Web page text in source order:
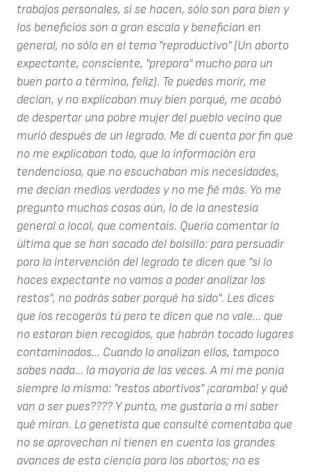
trabajos personales, si se hacen, sólo son para bien y
los beneficios son a gran escala y benefician en
general, no sólo en el tema "reproductivo" (Un aborto
expectante, consciente, "prepara" mucho para un
buen parto a término, feliz). Te puedes morir, me
decían, y no explicaban muy bien porqué, me acabó
de despertar una pobre mujer del pueblo vecino que
murió después de un legrado. Me di cuenta por fin que
no me explicaban todo, que la información era
tendenciosa, que no escuchaban mis necesidades,
me decían medias verdades y no me fié más. Yo me
pregunto muchas cosas aún, lo de la anestesia
general o local, que comentais. Quería comentar la
última que se han sacado del bolsillo: para persuadir
para la intervención del legrado te dicen que "si lo
haces expectante no vamos a poder analizar los
restos", no podrás saber porqué ha sido". Les dices
que los recogerás tú pero te dicen que no vale... que
no estaran bien recogidos, que habrán tocado lugares
contaminados... Cuando lo analizan ellos, tampoco
sabes nada... la mayoría de las veces. A mi me ponía
siempre lo mismo: "restos abortivos" ¡caramba! y qué
van a ser pues???? Y punto, me gustaría a mi saber
qué miran. La genetista que consulté comentaba que
no se aprovechan ni tienen en cuenta los grandes
avances de esta ciencia para los abortos; no es